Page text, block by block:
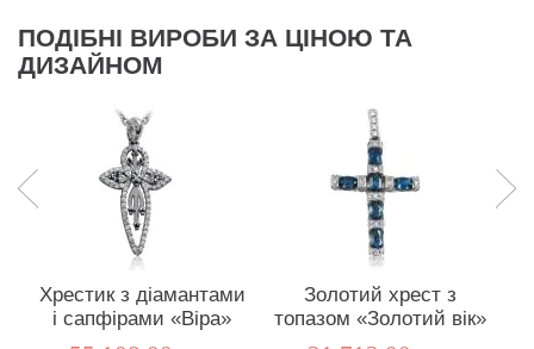
ПОДІБНІ ВИРОБИ ЗА ЦІНОЮ ТА
ДИЗАЙНОМ
Хрестик з діамантами
і сапфірами «Віра»
Золотий хрест з
топазом «Золотий вік»